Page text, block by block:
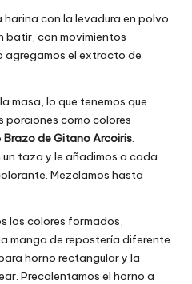
con la levadura en polvo.
batir, con movimientos
agregamos el extracto de
masa, lo que tenemos que
porciones como colores
Brazo de Gitano Arcoiris.
taza y le añadimos a cada
Mezclamos hasta
los colores formados,
manga de repostería diferente.
horno rectangular y la
Precalentamos el horno a